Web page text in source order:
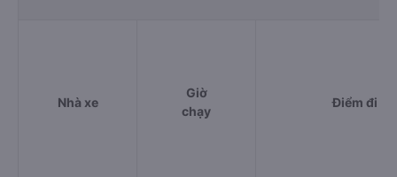
Nhà xe
Giờ
chạy
Điểm đi